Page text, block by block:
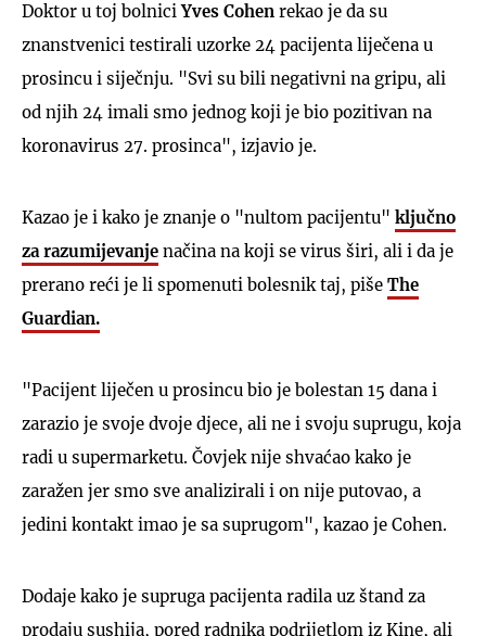
Doktor u toj bolnici Yves Cohen rekao je da su
znanstvenici testirali uzorke 24 pacijenta liječena u
prosincu i siječnju. "Svi su bili negativni na gripu, ali
od njih 24 imali smo jednog koji je bio pozitivan na
koronavirus 27. prosinca", izjavio je.
Kazao je i kako je znanje o "nultom pacijentu" ključno
za razumijevanje načina na koji se virus širi, ali i da je
prerano reći je li spomenuti bolesnik taj, piše The
Guardian.
"Pacijent liječen u prosincu bio je bolestan 15 dana i
zarazio je svoje dvoje djece, ali ne i svoju suprugu, koja
radi u supermarketu. Čovjek nije shvaćao kako je
zaražen jer smo sve analizirali i on nije putovao, a
jedini kontakt imao je sa suprugom", kazao je Cohen.
Dodaje kako je supruga pacijenta radila uz štand za
prodaju sushija, pored radnika podrijetlom iz Kine, ali